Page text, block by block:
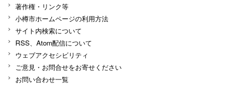
著作権・リンク等
小樽市ホームページの利用方法
サイト内検索について
RSS、Atom配信について
ウェブアクセシビリティ
ご意見・お問合せをお寄せください
お問い合わせ一覧